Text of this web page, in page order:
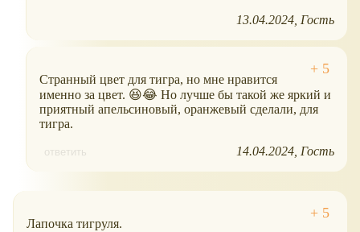
13.04.2024 Гость
Странный цвет для тигра, но мне нравится
именно за цвет. 😆😂 Но лучше бы такой же яркий и
приятный апельсиновый, оранжевый сделали, для
тигра.
ответить 14.04.2024 Гость
Лапочка тигруля.